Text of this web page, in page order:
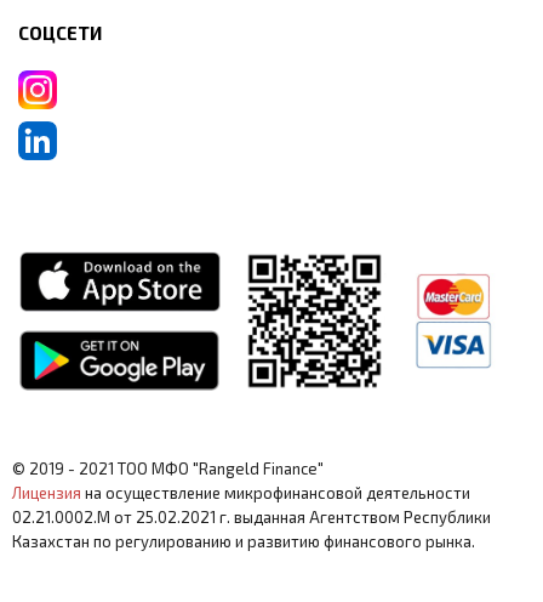
СОЦСЕТИ
© 2019 - 2021 ТОО МФО "Rangeld Finance"
Лицензия на осуществление микрофинансовой деятельности
02.21.0002.M от 25.02.2021 г. выданная Агентством Республики
Казахстан по регулированию и развитию финансового рынка.